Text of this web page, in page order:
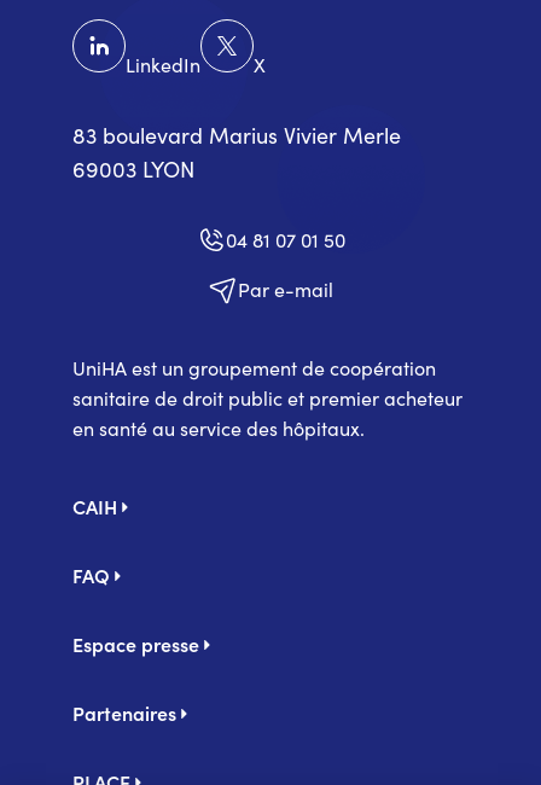
LinkedIn X
83 boulevard Marius Vivier Merle
69003 LYON
04 81 07 01 50
Par e-mail
UniHA est un groupement de coopération
sanitaire de droit public et premier acheteur
en santé au service des hôpitaux.
de
CAIH
FAQ
Espace presse
Partenaires